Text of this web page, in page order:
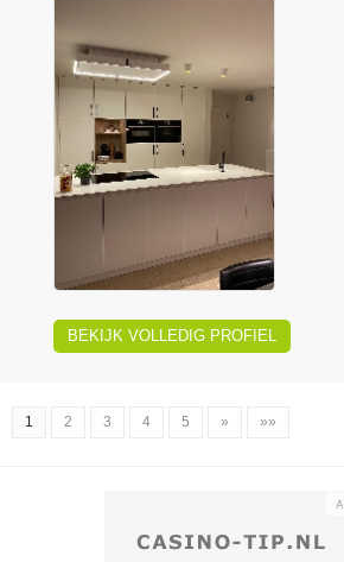
BEKIJK VOLLEDIG PROFIEL
1 2 3 4 5 » »»